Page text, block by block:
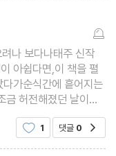
혼자 오지 않는다·2 /
별밤에 / 이쁘다 / 꿈꾼
카멜리아힐 / 영춘화 /
그대로 / 모퉁이길 / 까
나 보다나태주 신작
아쉽다면,이 책을 펼
가순식간에 흩어지는
금 허전해졌던 날이었
은 늦어버린 것 같은
다⠀⠀나태주 시인의
1 댓글 0